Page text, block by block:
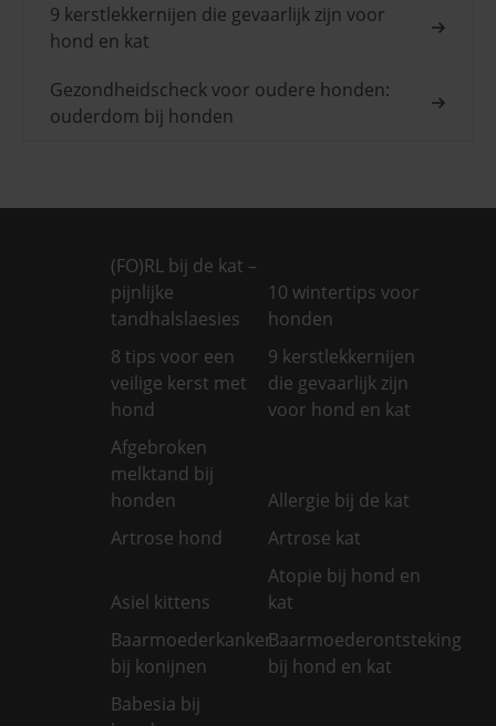
9 kerstlekkernijen die gevaarlijk zijn voor
hond en kat
Gezondheidscheck voor oudere honden:
ouderdom bij honden
(FO)RL bij de kat –
pijnlijke
tandhalslaesies
10 wintertips voor
honden
8 tips voor een
veilige kerst met
hond
9 kerstlekkernijen
die gevaarlijk zijn
voor hond en kat
Afgebroken
melktand bij
honden
Allergie bij de kat
Artrose hond
Artrose kat
Asiel kittens
Atopie bij hond en
kat
Baarmoederkanker
bij konijnen
Baarmoederontsteking
bij hond en kat
Babesia bij